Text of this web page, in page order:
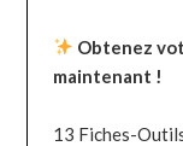
Obtenez
maintenant !
13 Fiches-